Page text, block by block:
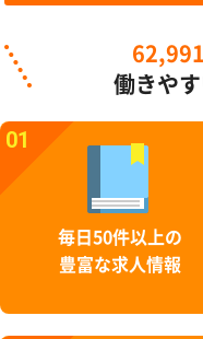
働きや
01
毎日50件以上の
豊富な求人情報